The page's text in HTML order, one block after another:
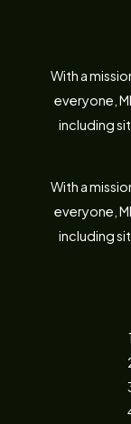
With a
everyone,
including
With a
everyone,
including